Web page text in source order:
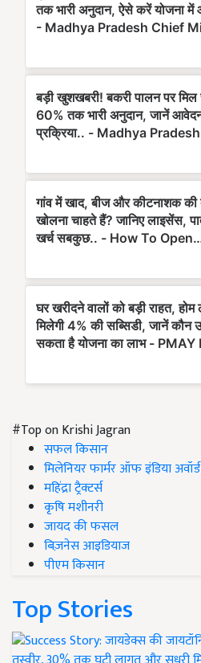
#Top on Krishi Jagran
सफल किसान
मिलेनियर फार्मर ऑफ इंडिया अवॉर्ड
महिंद्रा ट्रैक्टर्स
कृषि मशीनरी
जायद की फसल
बिज़नेस आइडियाज
पीएम किसान
Top Stories